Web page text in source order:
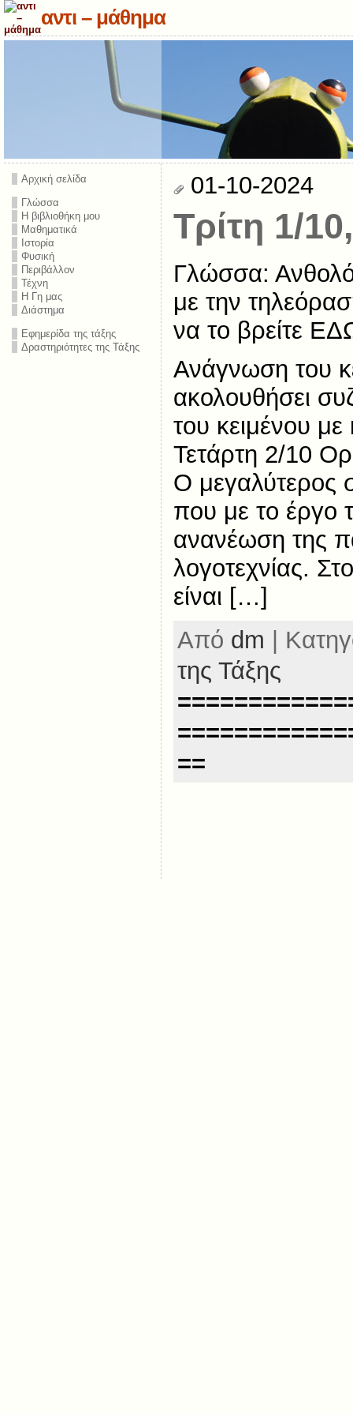
αντι – μάθημα
Αρχική σελίδα
Γλώσσα
Η βιβλιοθήκη μου
Μαθηματικά
Ιστορία
Φυσική
Περιβάλλον
Τέχνη
Η Γη μας
Διάστημα
Εφημερίδα της τάξης
Δραστηριότητες της Τάξης
01-10-2024
Τρίτη 1/
Γλώσσα:
με την
να το βρείτε
Ανάγνωση του
ακολουθήσει
του κειμένου με
Τετάρτη 2/10
Ο μεγαλύτερος
που με το έργο
ανανέωση της
λογοτεχνίας.
είναι […]
Από dm |
της Τάξης
==